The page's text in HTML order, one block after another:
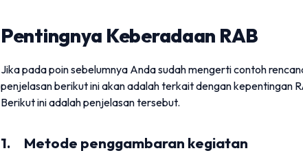
Pentingnya Keberadaan RAB
Jika pada poin sebelumnya Anda sudah mengerti contoh
penjelasan berikut ini akan adalah terkait dengan kepentingan
Berikut ini adalah penjelasan tersebut.
1. Metode penggambaran kegiatan